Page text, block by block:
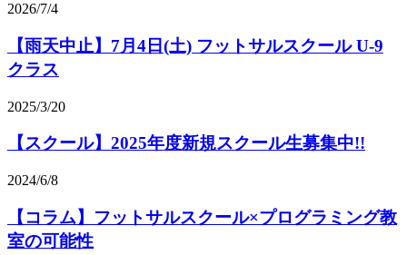
2026/7/4
【雨天中止】7月4日(土) フットサルスクール U-9
クラス
2025/3/20
【スクール】2025年度新規スクール生募集中!!
2024/6/8
【コラム】フットサルスクール×プログラミング教
室の可能性